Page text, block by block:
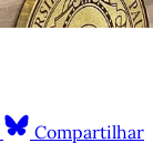
Compartilhar